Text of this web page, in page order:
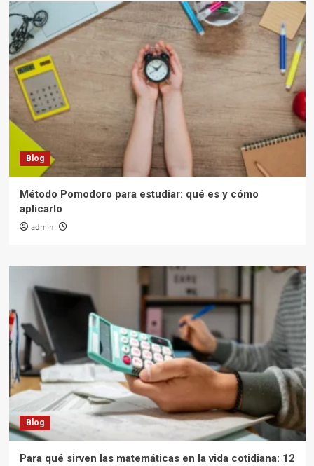
Blog
Método Pomodoro para estudiar: qué es y cómo
aplicarlo
admin
Blog
Para qué sirven las matemáticas en la vida cotidiana: 12